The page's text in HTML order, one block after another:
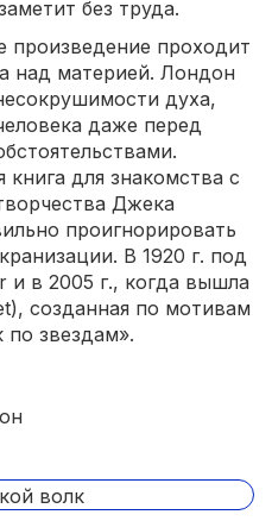
без труда.
произведение проходит
над материей. Лондон
духа,
даже перед
для знакомства с
Джека
проигнорировать
В 1920 г. под
и в 2005 г., когда вышла
созданная по мотивам
по звездам».